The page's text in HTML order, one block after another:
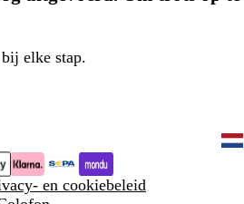
bij elke stap.
en cookiebeleid